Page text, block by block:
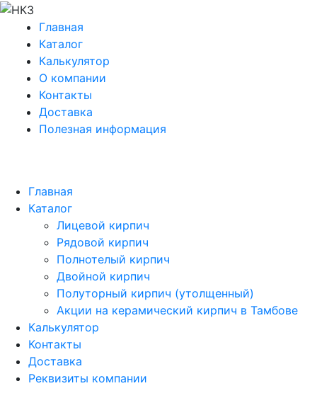
Главная
Каталог
Калькулятор
О компании
Контакты
Доставка
Полезная информация
Главная
Каталог
Лицевой кирпич
Рядовой кирпич
Полнотелый кирпич
Двойной кирпич
Полуторный кирпич (утолщенный)
Акции на керамический кирпич в Тамбове
Калькулятор
Контакты
Доставка
Реквизиты компании